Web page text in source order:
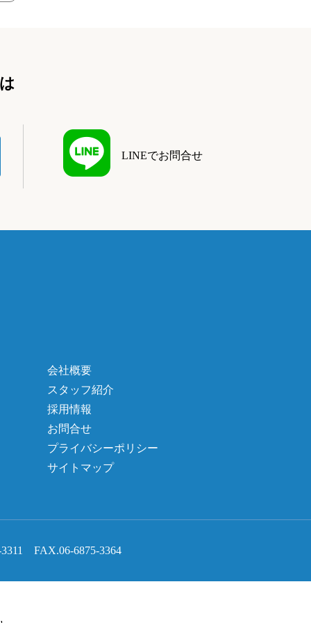
LINEでお問合せ
会社概要
スタッフ紹介
採用情報
お問合せ
プライバシーポリシー
サイトマップ
FAX.06-6875-3364